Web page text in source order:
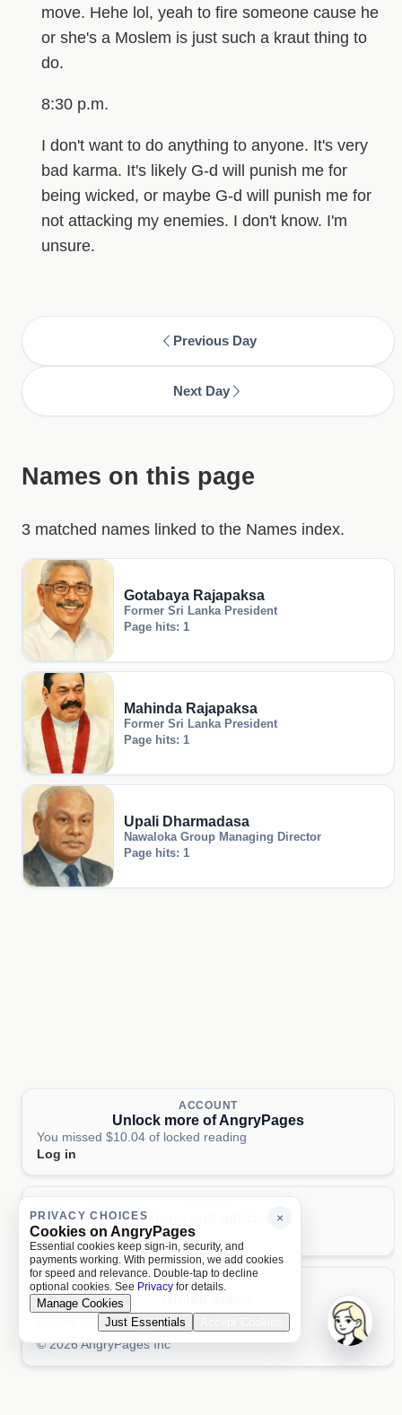
move. Hehe lol, yeah to fire someone cause he
or she's a Moslem is just such a kraut thing to
do.
8:30 p.m.
I don't want to do anything to anyone. It's very
bad karma. It's likely G-d will punish me for
being wicked, or maybe G-d will punish me for
not attacking my enemies. I don't know. I'm
unsure.
Previous Day
Next Day
Names on this page
3 matched names linked to the Names index.
Gotabaya Rajapaksa
Former Sri Lanka President
Page hits: 1
Mahinda Rajapaksa
Former Sri Lanka President
Page hits: 1
Upali Dharmadasa
Nawaloka Group Managing Director
Page hits: 1
ACCOUNT
Unlock more of AngryPages
You missed $10.04 of locked reading
Log in
About and policies
AboutTermsPrivacyAI
LOCALE
United StatesAa 文
© 2026 AngryPages Inc
×
PRIVACY CHOICES
Cookies on AngryPages
Essential cookies keep sign-in, security, and
payments working. With permission, we add cookies
for speed and relevance. Double-tap to decline
optional cookies. See Privacy for details.
Manage Cookies
Just Essentials